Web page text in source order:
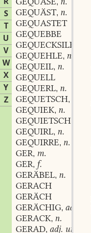
S
T
U
V
W
X
Y
Z
,
GEQUÄST, n.
GEQUASTET
GEQUEBBE
GEQUECKSILBER
GEQUEHLE, n.
GEQUEIL, n.
GEQUELL
GEQUERL, n.
GEQUETSCH,
GEQUIEK, n.
GEQUIETSCH
GEQUIRL, n.
GEQUIRRE, n.
GER, m.
GER, f.
GERÄBEL, n.
GERACH
GERÄCH
GERÄCHIG, adj.
GERACK, n.
GERAD, adj. und